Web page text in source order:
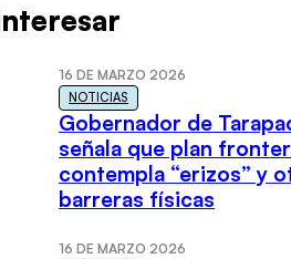
16 DE MARZO 2026
NOTICIAS
Gobernador de
señala que plan
contempla “erizos” y
barreras físicas
16 DE MARZO 2026